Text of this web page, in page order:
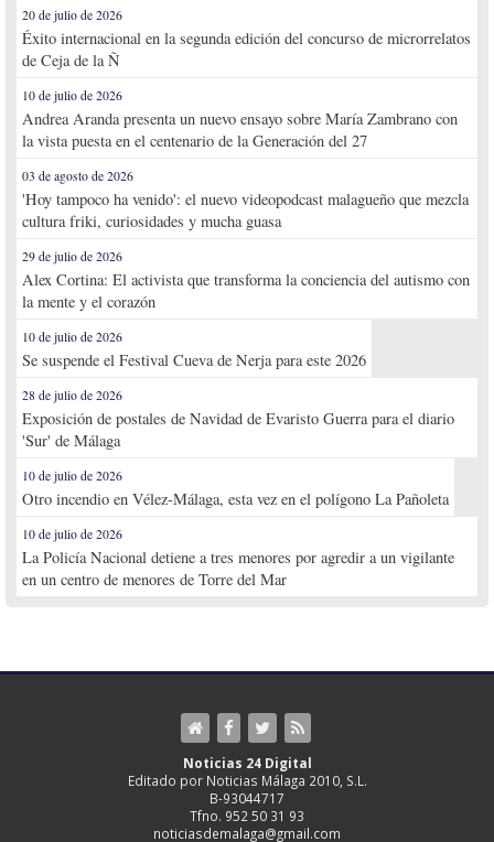
20 de julio de 2026
Éxito internacional en la segunda edición del concurso de microrrelatos
de Ceja de la Ñ
10 de julio de 2026
Andrea Aranda presenta un nuevo ensayo sobre María Zambrano con
la vista puesta en el centenario de la Generación del 27
03 de agosto de 2026
'Hoy tampoco ha venido': el nuevo videopodcast malagueño que mezcla
cultura friki, curiosidades y mucha guasa
29 de julio de 2026
Alex Cortina: El activista que transforma la conciencia del autismo con
la mente y el corazón
10 de julio de 2026
Se suspende el Festival Cueva de Nerja para este 2026
28 de julio de 2026
Exposición de postales de Navidad de Evaristo Guerra para el diario
'Sur' de Málaga
10 de julio de 2026
Otro incendio en Vélez-Málaga, esta vez en el polígono La Pañoleta
10 de julio de 2026
La Policía Nacional detiene a tres menores por agredir a un vigilante
en un centro de menores de Torre del Mar
Noticias 24 Digital
Editado por Noticias Málaga 2010, S.L.
B-93044717
Tfno. 952 50 31 93
noticiasdemalaga@gmail.com